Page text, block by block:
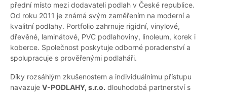
přední místo mezi dodavateli podlah v České republice.
Od roku 2011 je známá svým zaměřením na moderní a
kvalitní podlahy. Portfolio zahrnuje rigidní, vinylové,
dřevěné, laminátové, PVC podlahoviny, linoleum, korek i
koberce. Společnost poskytuje odborné poradenství a
spolupracuje s prověřenými podlaháři.
Díky rozsáhlým zkušenostem a individuálnímu přístupu
navazuje V-PODLAHY, s.r.o. dlouhodobá partnerství s